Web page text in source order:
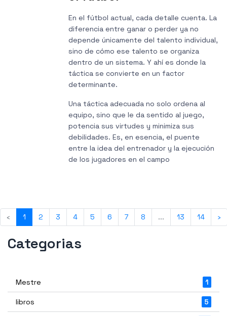
En el fútbol actual, cada detalle cuenta. La
diferencia entre ganar o perder ya no
depende únicamente del talento individual,
sino de cómo ese talento se organiza
dentro de un sistema. Y ahí es donde la
táctica se convierte en un factor
determinante.
Una táctica adecuada no solo ordena al
equipo, sino que le da sentido al juego,
potencia sus virtudes y minimiza sus
debilidades. Es, en esencia, el puente
entre la idea del entrenador y la ejecución
de los jugadores en el campo
‹ 1 2 3 4 5 6 7 8 ... 13 14 ›
Categorias
Mestre 1
libros 5